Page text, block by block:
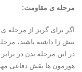
مرحله ی مقاومت:
اگر برای گریز از مرحله
تنش زا داشته باشند،
در این مرحله بدن در
هورمون ها نقش دفاعی